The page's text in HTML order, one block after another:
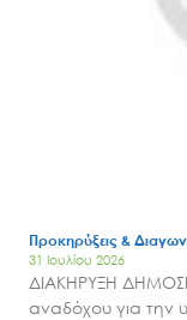
Προκηρύξεις &
31 Ιουλίου 2026
ΔΙΑΚΗΡΥΞΗ
αναδόχου για την